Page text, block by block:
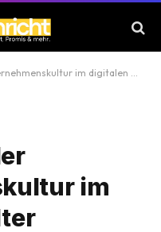
im digitalen Zeitalter
im